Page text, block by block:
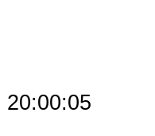
20:00:05